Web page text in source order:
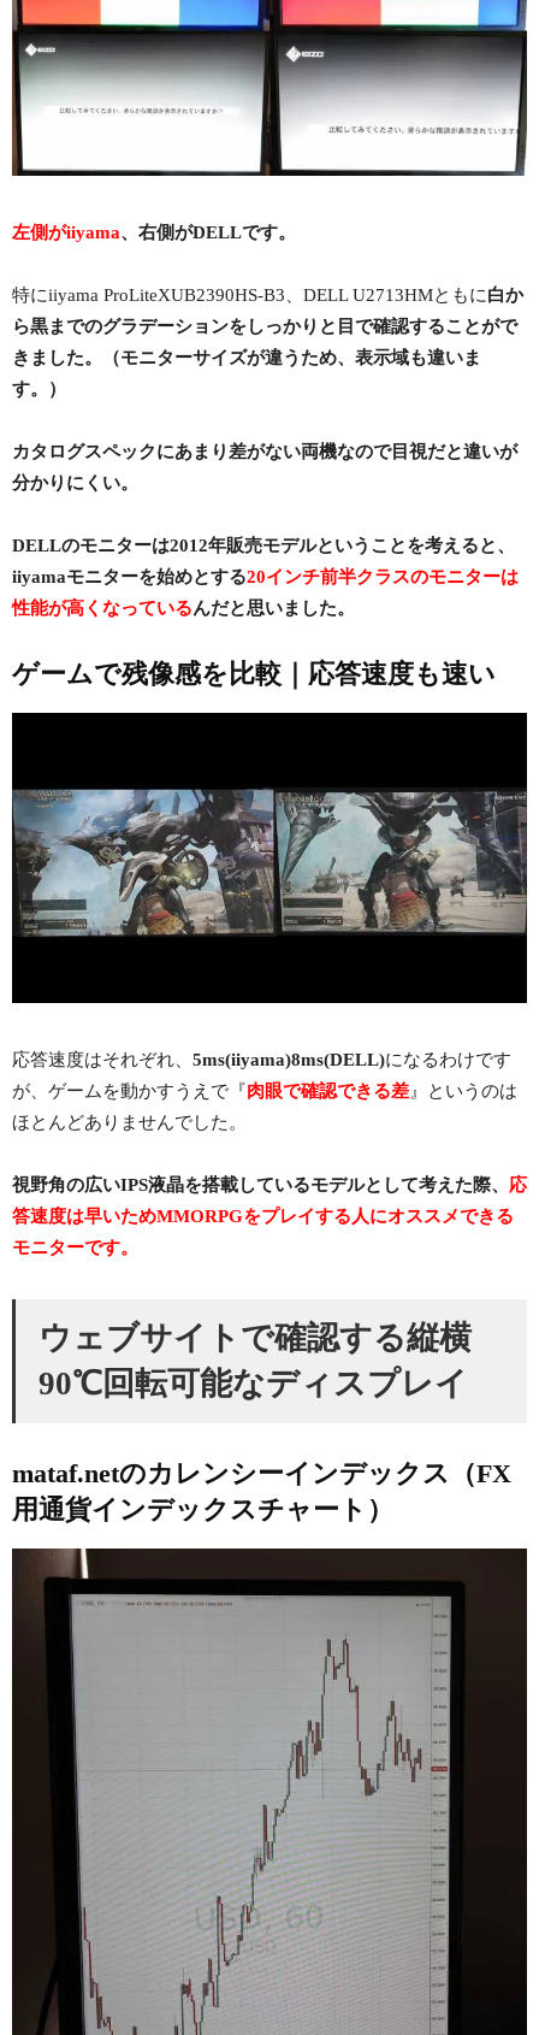
左側がiiyama、右側がDELLです。
特にiiyama ProLiteXUB2390HS-B3、DELL U2713HMともに白か
ら黒までのグラデーションをしっかりと目で確認することがで
きました。（モニターサイズが違うため、表示域も違いま
す。）
カタログスペックにあまり差がない両機なので目視だと違いが
分かりにくい。
DELLのモニターは2012年販売モデルということを考えると、
iiyamaモニターを始めとする20インチ前半クラスのモニターは
性能が高くなっているんだと思いました。
ゲームで残像感を比較｜応答速度も速い
応答速度はそれぞれ、 5ms(iiyama)8ms(DELL)になるわけです
が、ゲームを動かすうえで『肉眼で確認できる差 』というのは
ほとんどありませんでした。
視野角の広いIPS液晶を搭載しているモデルとして考えた際、 応
答速度は早いためMMORPGをプレイする人にオススメできる
モニターです。
ウェブサイトで確認する縦横
90℃回転可能なディスプレイ
mataf.netのカレンシーインデックス（FX
用通貨インデックスチャート）